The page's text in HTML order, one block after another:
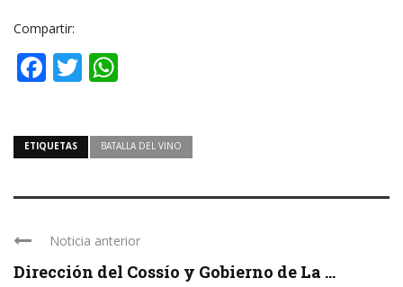
Compartir:
Facebook
Twitter
ETIQUETAS BATALLA DEL VINO
Noticia anterior
Dirección del Cossío y Gobierno de La ...